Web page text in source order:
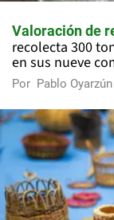
Valoración de
recolecta 300
en sus nueve
Por Pablo Oyarzún